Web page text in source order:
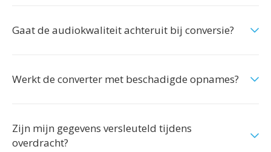
Gaat de audiokwaliteit achteruit bij conversie?
Werkt de converter met beschadigde opnames?
Zijn mijn gegevens versleuteld tijdens
overdracht?